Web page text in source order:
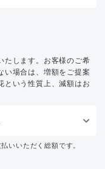
たします。お客様のご希
い場合は、増額をご提案
という性質上、減額はお
いいただく総額です。